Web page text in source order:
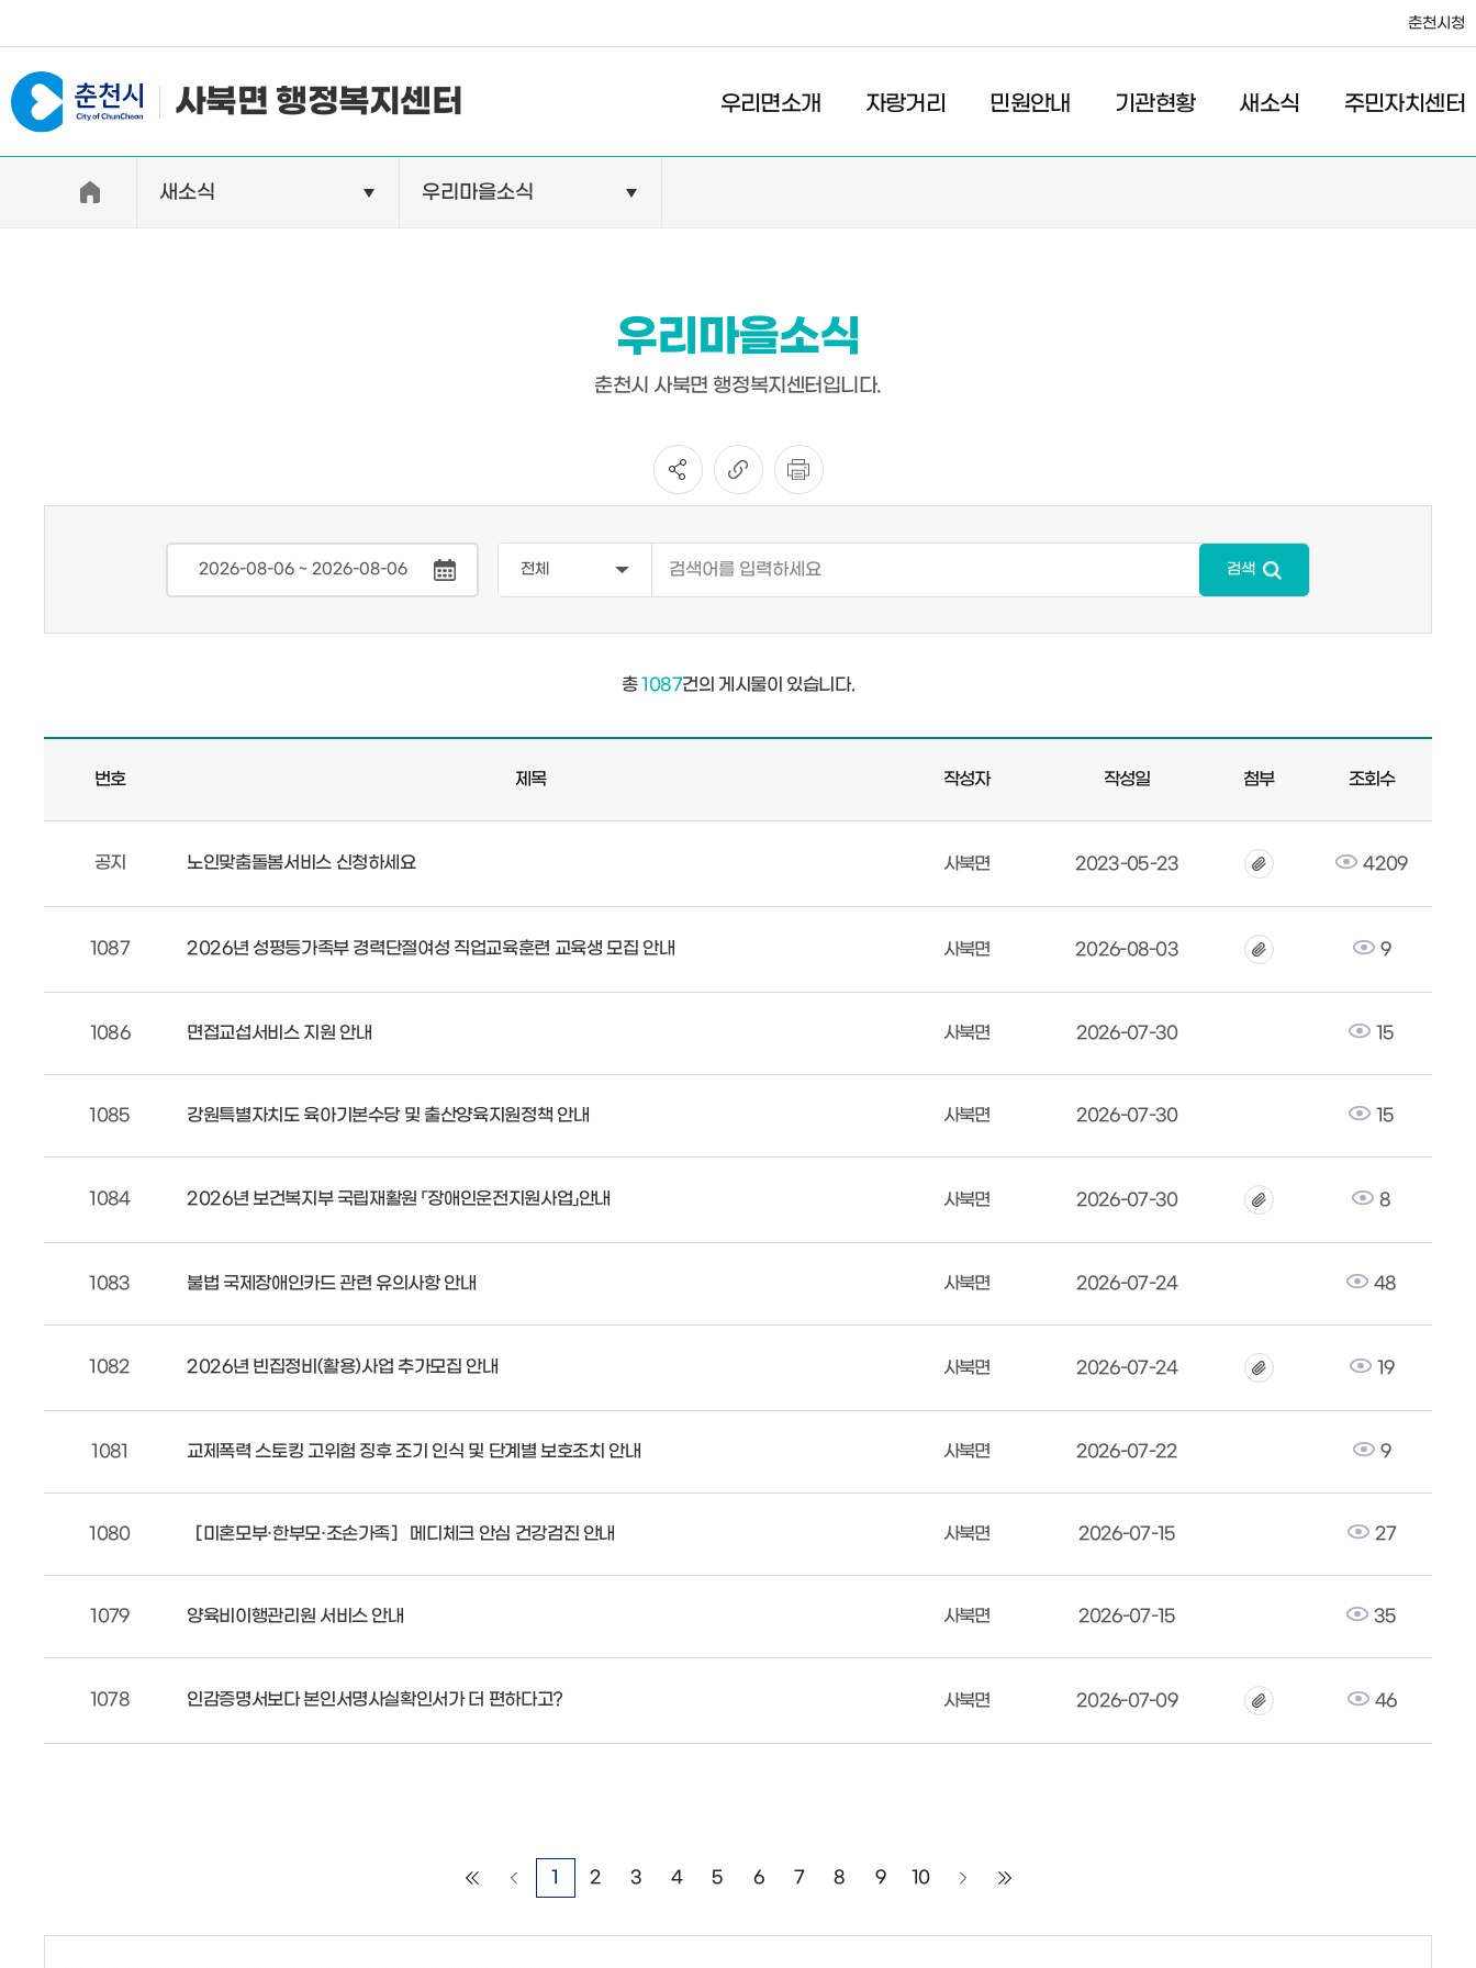
춘천시청
사북면 행정복지센터 우리면소개
우리면소개
자랑거리 민원안내
민원안내
장애인 편의시설 설치 현황
기관현황
의료기관
약국
새소식 주민자치센터
#일자리지원센터 #물가정보
새소식 우리마을소식
우리마을소식
춘천시 사북면 행정복지센터입니다.
검색
총1087건의 게시물이 있습니다.
번호 제목 작성자 작성일 첨부 조회수
공지 노인맞춤돌봄서비스 신청하세요 사북면 2023-05-23 4209
1087 2026년 성평등가족부 경력단절여성 직업교육훈련 교육생 모집 안내 사북면 2026-08-03 9
1086 면접교섭서비스 지원 안내 사북면 2026-07-30 15
1085 강원특별자치도 육아기본수당 및 출산양육지원정책 안내 사북면 2026-07-30 15
1084 2026년 보건복지부 국립재활원 「장애인운전지원사업」안내 사북면 2026-07-30 8
1083 불법 국제장애인카드 관련 유의사항 안내 사북면 2026-07-24 48
1082 2026년 빈집정비(활용)사업 추가모집 안내 사북면 2026-07-24 19
1081 교제폭력 스토킹 고위험 징후 조기 인식 및 단계별 보호조치 안내 사북면 2026-07-22 9
1080 ［미혼모부·한부모·조손가족］ 메디체크 안심 건강검진 안내 사북면 2026-07-15 27
1079 양육비이행관리원 서비스 안내 사북면 2026-07-15 35
1078 인감증명서보다 본인서명사실확인서가 더 편하다고? 사북면 2026-07-09 46
1 2 3 4 5 6 7 8 9 10